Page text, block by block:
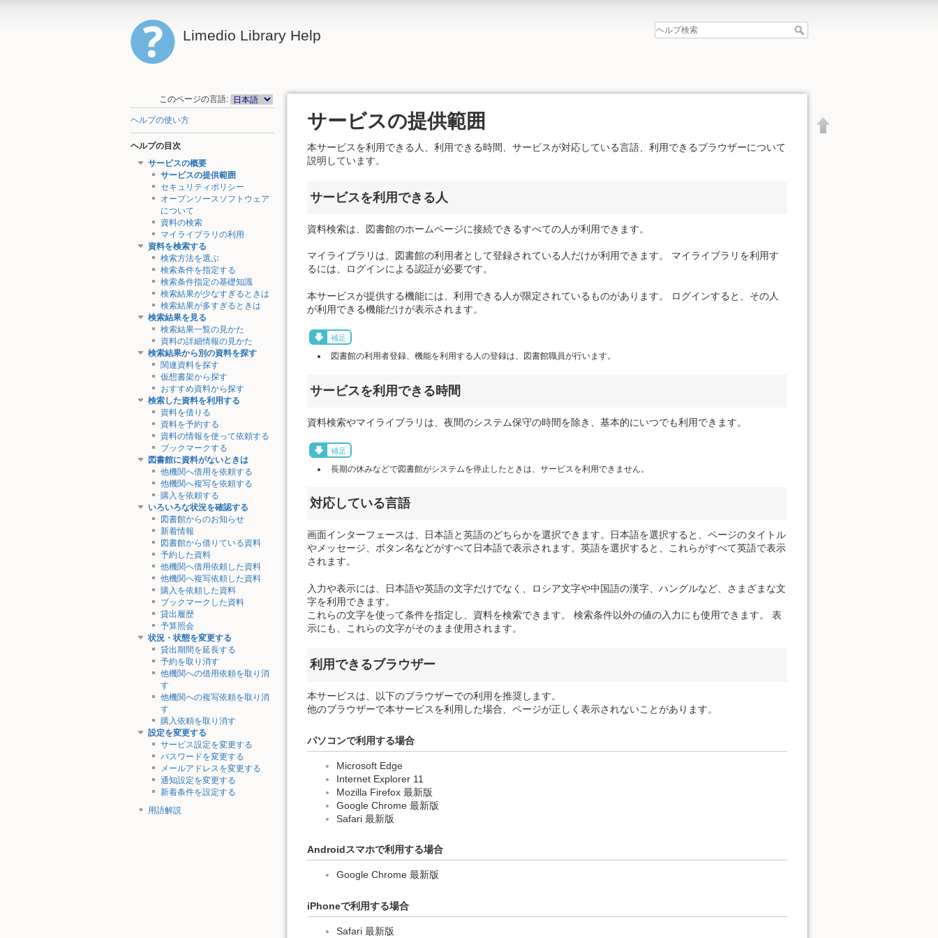
Limedio Library Help
このページの言語:
ヘルプの使い方
ヘルプの目次
サービスの概要
サービスの提供範囲
セキュリティポリシー
オープンソースソフトウェア
について
資料の検索
マイライブラリの利用
資料を検索する
検索方法を選ぶ
検索条件を指定する
検索条件指定の基礎知識
検索結果が少なすぎるときは
検索結果が多すぎるときは
検索結果を見る
検索結果一覧の見かた
資料の詳細情報の見かた
検索結果から別の資料を探す
関連資料を探す
仮想書架から探す
おすすめ資料から探す
検索した資料を利用する
資料を借りる
資料を予約する
資料の情報を使って依頼する
ブックマークする
図書館に資料がないときは
他機関へ借用を依頼する
他機関へ複写を依頼する
購入を依頼する
いろいろな状況を確認する
図書館からのお知らせ
新着情報
図書館から借りている資料
予約した資料
他機関へ借用依頼した資料
他機関へ複写依頼した資料
購入を依頼した資料
ブックマークした資料
貸出履歴
予算照会
状況・状態を変更する
貸出期間を延長する
予約を取り消す
他機関への借用依頼を取り消
す
他機関への複写依頼を取り消
す
購入依頼を取り消す
設定を変更する
サービス設定を変更する
パスワードを変更する
メールアドレスを変更する
通知設定を変更する
新着条件を設定する
用語解説
サービスの提供範囲
本サービスを利用できる人、利用できる時間、サービスが対応している言語、利用できるブラウザーについて
説明しています。
サービスを利用できる人
資料検索は、図書館のホームページに接続できるすべての人が利用できます。
マイライブラリは、図書館の利用者として登録されている人だけが利用できます。 マイライブラリを利用す
るには、ログインによる認証が必要です。
本サービスが提供する機能には、利用できる人が限定されているものがあります。 ログインすると、その人
が利用できる機能だけが表示されます。
補足
図書館の利用者登録、機能を利用する人の登録は、図書館職員が行います。
サービスを利用できる時間
資料検索やマイライブラリは、夜間のシステム保守の時間を除き、基本的にいつでも利用できます。
補足
長期の休みなどで図書館がシステムを停止したときは、サービスを利用できません。
対応している言語
画面インターフェースは、日本語と英語のどちらかを選択できます。日本語を選択すると、ページのタイトル
やメッセージ、ボタン名などがすべて日本語で表示されます。英語を選択すると、これらがすべて英語で表示
されます。
入力や表示には、日本語や英語の文字だけでなく、ロシア文字や中国語の漢字、ハングルなど、さまざまな文
字を利用できます。
これらの文字を使って条件を指定し、資料を検索できます。 検索条件以外の値の入力にも使用できます。 表
示にも、これらの文字がそのまま使用されます。
利用できるブラウザー
本サービスは、以下のブラウザーでの利用を推奨します。
他のブラウザーで本サービスを利用した場合、ページが正しく表示されないことがあります。
パソコンで利用する場合
Microsoft Edge
Internet Explorer 11
Mozilla Firefox 最新版
Google Chrome 最新版
Safari 最新版
Androidスマホで利用する場合
Google Chrome 最新版
iPhoneで利用する場合
Safari 最新版